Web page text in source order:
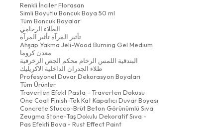
Renkli İnciler Florasan
Simli Boyutlu Boncuk Boya 50 ml
Tüm Boncuk Boyalar
الطلاء الرخامي
تأثير المرآة تأثير المرآة
Ahşap Yakma Jeli-Wood Burning Gel Medium
معدن كروما
البندقية اللمس الرخام محكم الجص الزخرفية
طلاء الجدران الداخلية الاكريليك
Profesyonel Duvar Dekorasyon Boyaları
Tüm Ürünler
Traverten Efekt Pasta - Traverten Dokusu
One Coat Finish-Tek Kat Kapatıcı Duvar Boyası
Concrete Stucco-Brüt Beton Görünümlü Sıva
Zeugma Stone-Taş Dokulu Dekoratif Sıva -
Pas Efekti Boya - Rust Effect Paint